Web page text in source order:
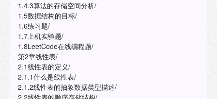
1.4.3算法的存储空间分析/
1.5数据结构的目标/
1.6练习题/
1.7上机实验题/
1.8LeetCode在线编程题/
第2章线性表/
2.1线性表的定义/
2.1.1什么是线性表/
2.1.2线性表的抽象数据类型描述/